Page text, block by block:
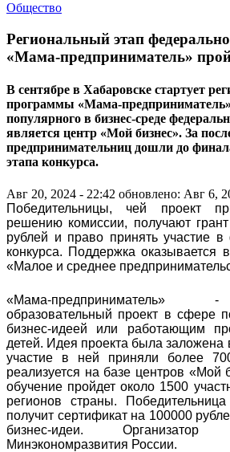
Общество
Региональный этап
«Мама-предприниматель»
В сентябре в Хабаровске стартует
программы «Мама-
популярного в бизнес-среде
является центр «Мой бизнес». За
предпринимательниц дошли до
этапа конкурса.
Авг 20, 2024 - 22:42 обновлено: Авг 6,
Победительницы, чей проект
решению комиссии, получают
рублей и право принять участие
конкурса. Поддержка оказывается
«Малое и среднее
«Мама-предприниматель»
образовательный проект в сфере
бизнес-идеей или работающим
детей. Идея проекта была заложена
участие в ней приняли более
реализуется на базе центров «Мой
обучение пройдет около 1500
регионов страны.
получит сертификат на 100000
бизнес-идеи.
Минэкономразвития России.